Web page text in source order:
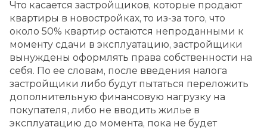
Что касается застройщиков, которые продают
квартиры в новостройках, то из-за того, что
около 50% квартир остаются непроданными к
моменту сдачи в эксплуатацию, застройщики
вынуждены оформлять права собственности на
себя. По ее словам, после введения налога
застройщики либо будут пытаться переложить
дополнительную финансовую нагрузку на
покупателя, либо не вводить жилье в
эксплуатацию до момента, пока не будет